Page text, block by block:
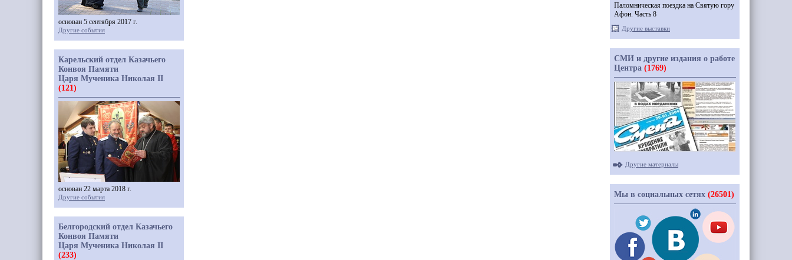
основан 5 сентября 2017 г.
Другие события
Карельский отдел Казачьего
Конвоя Памяти
Царя Мученика Николая II
(121)
основан 22 марта 2018 г.
Другие события
Белгородский отдел Казачьего
Конвоя Памяти
Царя Мученика Николая II
(233)
Паломническая поездка на Святую гору
Афон. Часть 8
Другие выставки
СМИ и другие издания о работе
Центра (1769)
Другие материалы
Мы в социальных сетях (26501)